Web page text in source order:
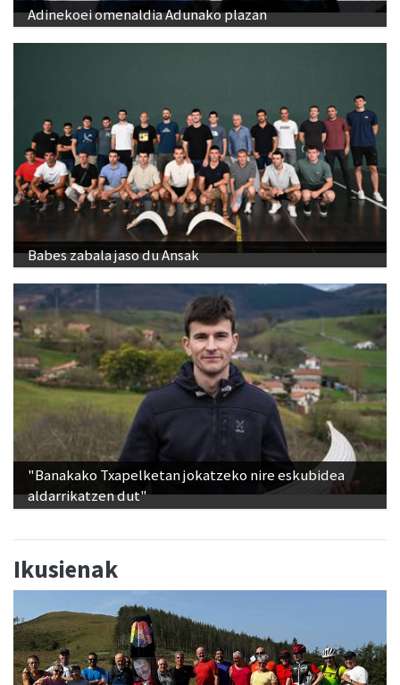
Babes zabala jaso du Ansak
"Banakako Txapelketan jokatzeko nire eskubidea
aldarrikatzen dut"